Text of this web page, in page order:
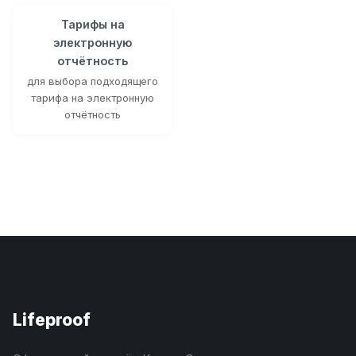
Тарифы на
электронную
отчётность
для выбора подходящего
тарифа на электронную
отчётность
Lifeproof